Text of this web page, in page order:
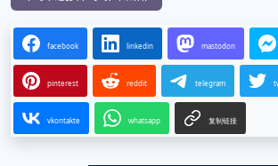
facebook linkedin mastodon
pinterest reddit telegram
vkontakte whatsapp 复制链接